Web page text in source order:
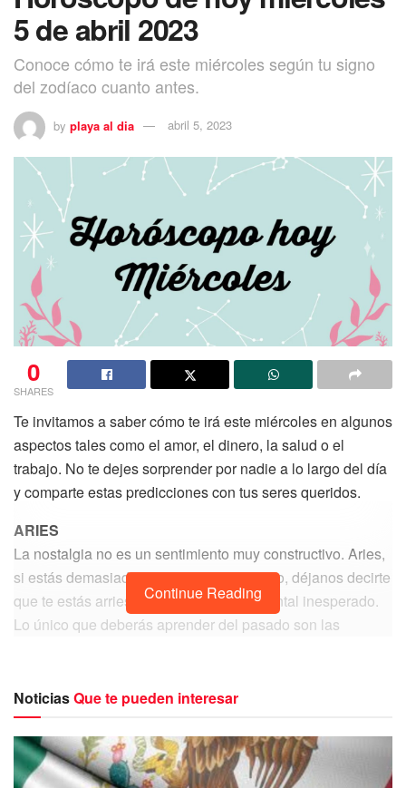
5 de abril 2023
Conoce cómo te irá este miércoles según tu signo
del zodíaco cuanto antes.
by playa al dia abril 5, 2023
0
SHARES
Te invitamos a saber cómo te irá este miércoles en algunos
aspectos tales como el amor, el dinero, la salud o el
trabajo. No te dejes sorprender por nadie a lo largo del día
y comparte estas predicciones con tus seres queridos.
ARIES
La nostalgia no es un sentimiento muy constructivo. Aries,
si estás demasiado centrado en el pasado, déjanos decirte
que te estás arriesgando a un choque frontal inesperado.
Lo único que deberás aprender del pasado son las
semana te apetecerá conocer caras nuevas y te llenará de
ver cosas diferentes. Estas nuevas personalidad te abrirán
nuevos horizontes.
TAURO
Continue Reading
NoticiasQue te pueden interesar